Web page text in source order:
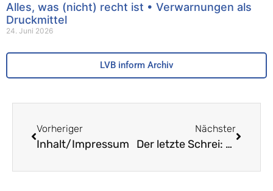
Alles, was (nicht) recht ist • Verwarnungen als
Druckmittel
24. Juni 2026
LVB inform Archiv
Vorheriger
Inhalt/Impressum
Nächster
Der letzte Schrei: Herr Von Arx im Elektrodiscounter